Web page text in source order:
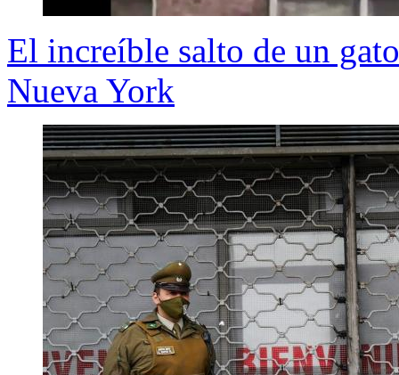
El increíble salto de un
Nueva York